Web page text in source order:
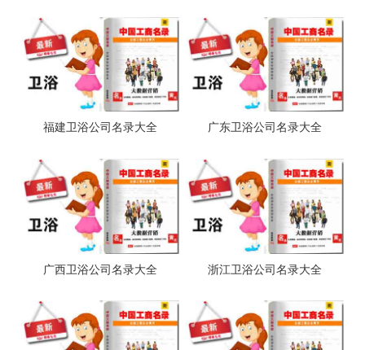
福建卫浴公司名录大全 广东卫浴公司名录大全
广西卫浴公司名录大全 浙江卫浴公司名录大全